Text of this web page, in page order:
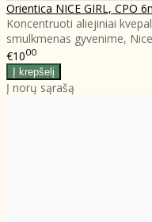
Orientica NICE GIRL, CPO
Koncentruoti aliejiniai
smulkmenas gyvenime,
€1000
Į norų sąrašą